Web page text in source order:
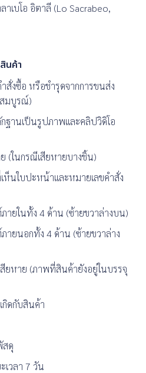
าเบโอ อิตาลี (Lo Sacrabeo,
นค้า
สั่งซื้อ หรือชำรุดจากการขนส่ง
มบูรณ์)
ฐานเป็นรูปภาพและคลิปวิดิโอ
(ในกรณีเสียหายบางชิ้น)
ห็นใบปะหน้าและหมายเลขคำสั่ง
ายในทั้ง 4 ด้าน (ซ้ายขวาล่างบน)
ายนอกทั้ง 4 ด้าน (ซ้ายขวาล่าง
ยหาย (ภาพที่สินค้ายังอยู่ในบรรจุ
กิดกับสินค้า
สดุ
เวลา 7 วัน